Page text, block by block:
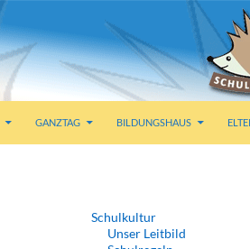
GANZTAG BILDUNGSHAUS
Schulkultur
Unser Leitbild